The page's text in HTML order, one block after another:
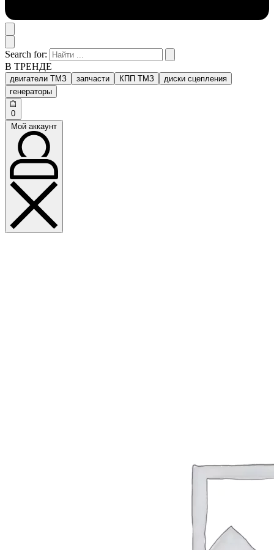
Search for:
В ТРЕНДЕ
двигатели ТМЗ запчасти КПП ТМЗ
диски сцепления
генераторы
0
Мой аккаунт